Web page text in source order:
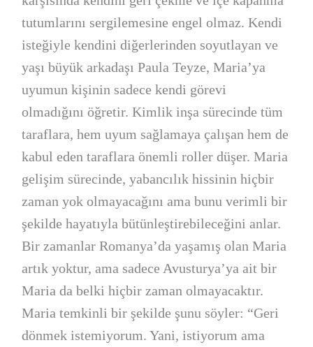
tutumlarını sergilemesine engel olmaz. Kendi
isteğiyle kendini diğerlerinden soyutlayan ve
yaşı büyük arkadaşı Paula Teyze, Maria’ya
uyumun kişinin sadece kendi görevi
olmadığını öğretir. Kimlik inşa sürecinde tüm
taraflara, hem uyum sağlamaya çalışan hem de
kabul eden taraflara önemli roller düşer. Maria
gelişim sürecinde, yabancılık hissinin hiçbir
zaman yok olmayacağını ama bunu verimli bir
şekilde hayatıyla bütünleştirebileceğini anlar.
Bir zamanlar Romanya’da yaşamış olan Maria
artık yoktur, ama sadece Avusturya’ya ait bir
Maria da belki hiçbir zaman olmayacaktır.
Maria temkinli bir şekilde şunu söyler: “Geri
dönmek istemiyorum. Yani, istiyorum ama